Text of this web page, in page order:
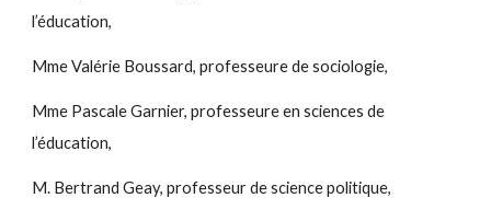
l’éducation,
Mme Valérie Boussard, professeure de sociologie,
Mme Pascale Garnier, professeure en sciences de
l’éducation,
M. Bertrand Geay, professeur de science politique,